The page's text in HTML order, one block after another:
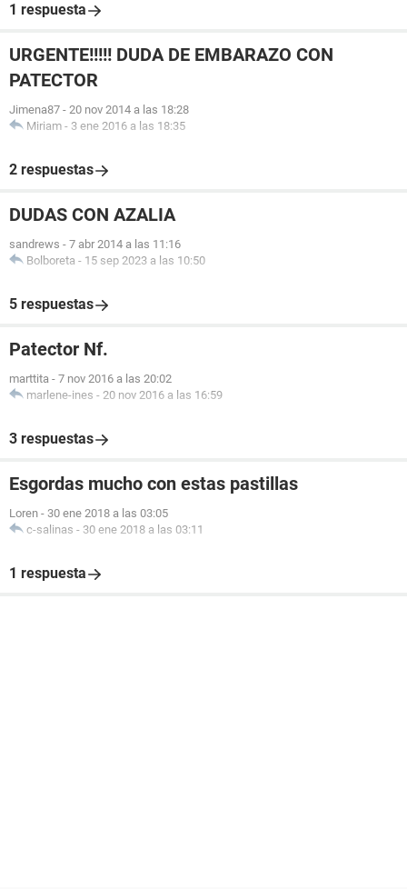
1 respuesta
URGENTE!!!!! DUDA DE EMBARAZO CON
PATECTOR
Jimena87 - 20 nov 2014 a las 18:28
Miriam - 3 ene 2016 a las 18:35
2 respuestas
DUDAS CON AZALIA
sandrews - 7 abr 2014 a las 11:16
Bolboreta - 15 sep 2023 a las 10:50
5 respuestas
Patector Nf.
marttita - 7 nov 2016 a las 20:02
marlene-ines - 20 nov 2016 a las 16:59
3 respuestas
Esgordas mucho con estas pastillas
Loren - 30 ene 2018 a las 03:05
c-salinas - 30 ene 2018 a las 03:11
1 respuesta